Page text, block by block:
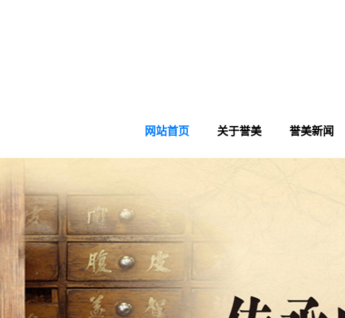
网站首页 关于誉美 誉美新闻